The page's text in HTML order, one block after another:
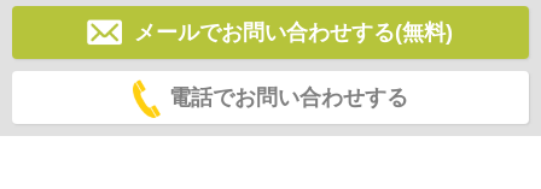
メールでお問い合わせする(無料)
電話でお問い合わせする